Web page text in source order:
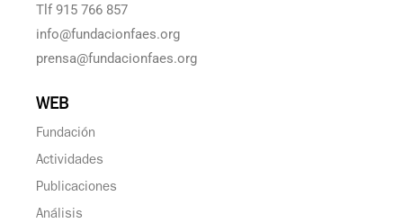
Tlf 915 766 857
info@fundacionfaes.org
prensa@fundacionfaes.org
WEB
Fundación
Actividades
Publicaciones
Análisis